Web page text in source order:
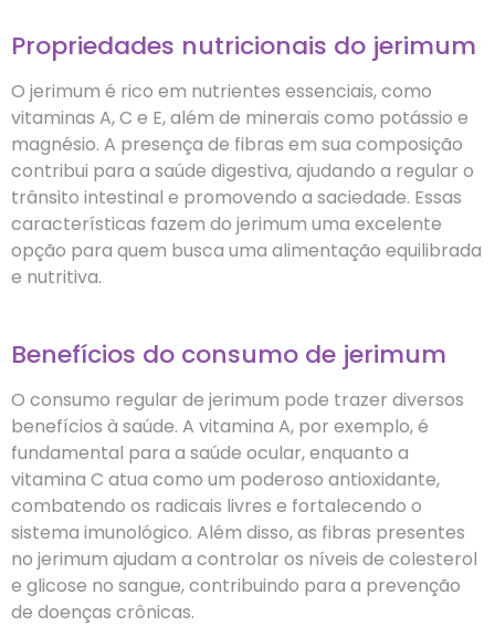
Propriedades nutricionais do jerimum
O jerimum é rico em nutrientes essenciais, como
vitaminas A, C e E, além de minerais como potássio e
magnésio. A presença de fibras em sua composição
contribui para a saúde digestiva, ajudando a regular o
trânsito intestinal e promovendo a saciedade. Essas
características fazem do jerimum uma excelente
opção para quem busca uma alimentação equilibrada
e nutritiva.
Benefícios do consumo de jerimum
O consumo regular de jerimum pode trazer diversos
benefícios à saúde. A vitamina A, por exemplo, é
fundamental para a saúde ocular, enquanto a
vitamina C atua como um poderoso antioxidante,
combatendo os radicais livres e fortalecendo o
sistema imunológico. Além disso, as fibras presentes
no jerimum ajudam a controlar os níveis de colesterol
e glicose no sangue, contribuindo para a prevenção
de doenças crônicas.